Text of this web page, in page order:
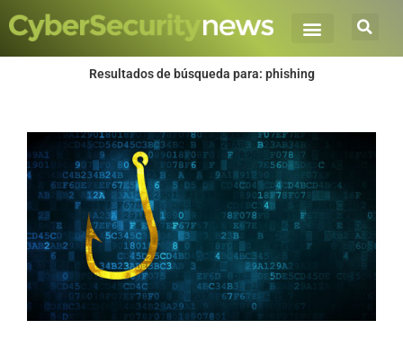
Resultados de búsqueda para: phishing